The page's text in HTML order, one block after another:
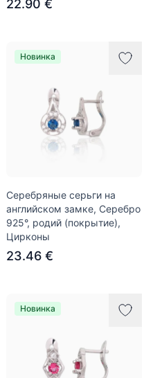
22.90 €
Новинка
Серебряные серьги на
английском замке, Серебро
925°, родий (покрытие),
Цирконы
23.46 €
Новинка